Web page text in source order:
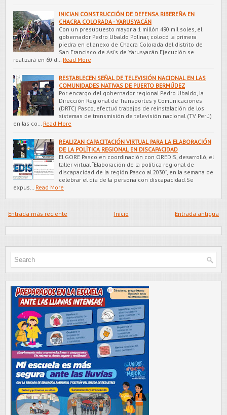
INICIAN CONSTRUCCIÓN DE DEFENSA RIBEREÑA EN
CHACRA COLORADA - YARUSYACÁN
Con un presupuesto mayor a 1 millón 490 mil soles, el
gobernador Pedro Ubaldo Polinar, colocó la primera
piedra en el anexo de Chacra Colorada del distrito de
San Francisco de Asís de Yarusyacán.Ejecución se
realizará en 60 d…
Read More
RESTABLECEN SEÑAL DE TELEVISIÓN NACIONAL EN LAS
COMUNIDADES NATIVAS DE PUERTO BERMÚDEZ
Por encargo del gobernador regional Pedro Ubaldo, la
Dirección Regional de Transportes y Comunicaciones
(DRTC) Pasco, efectuó trabajos de reinstalación de los
sistemas de transmisión de televisión nacional (TV Perú)
en las co…
Read More
REALIZAN CAPACITACIÓN VIRTUAL PARA LA ELABORACIÓN
DE LA POLÍTICA REGIONAL EN DISCAPACIDAD
El GORE Pasco en coordinación con OREDIS, desarrolló, el
taller virtual “Elaboración de la política regional de
discapacidad de la región Pasco al 2030”, en la semana de
celebrar el día de la persona con discapacidad.Se
expus…
Read More
Entrada más reciente Entrada antigua
Inicio